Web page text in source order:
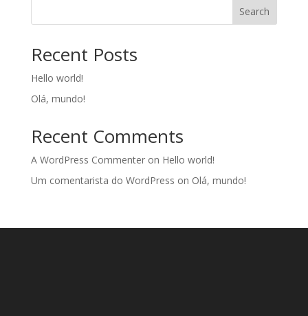
Search
Recent Posts
Hello world!
Olá, mundo!
Recent Comments
A WordPress Commenteron Hello world!
Um comentarista do WordPress on Olá, mundo!